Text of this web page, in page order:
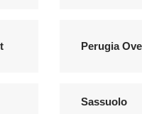
Perugia
Sassuolo